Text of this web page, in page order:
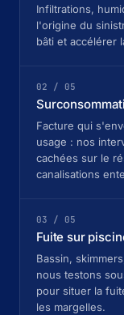
Infiltrations,
l'origine du
bâti et accélérer
02 / 05
Facture qui
usage : nos
cachées sur le
canalisations
03 / 05
Fuite sur
Bassin,
nous testons
pour situer la
les margelles.